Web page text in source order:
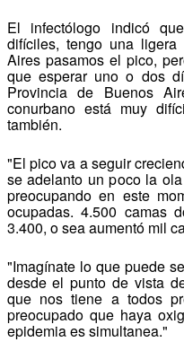
El infectólogo indicó
difíciles, tengo una
Aires pasamos el pico,
que esperar uno o dos
Provincia de Buenos
conurbano está muy
también.
"El pico va a seguir
se adelanto un poco la
preocupando en este
ocupadas. 4.500 camas
3.400, o sea aumentó mil
"Imagínate lo que puede
desde el punto de vista
que nos tiene a todos
preocupado que haya
epidemia es simultanea."